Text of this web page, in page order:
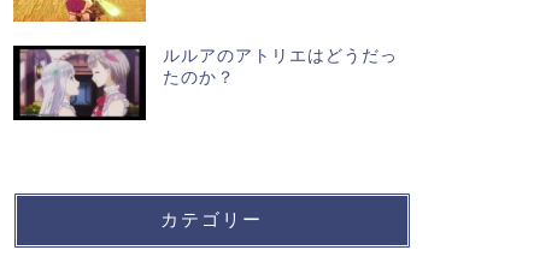
ルルアのアトリエはどうだっ
たのか？
カテゴリー